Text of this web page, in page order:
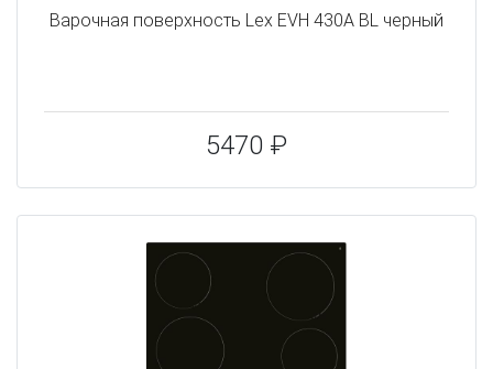
Варочная поверхность Lex EVH 430A BL черный
5470 ₽